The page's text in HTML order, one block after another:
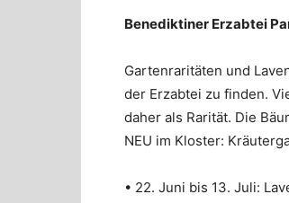
Benediktiner Erzabtei
Gartenraritäten und
der Erzabtei zu finden.
daher als Rarität. Die
NEU im Kloster:
• 22. Juni bis 13. Juli: